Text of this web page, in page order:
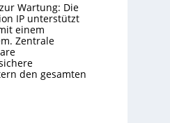
Wartung: Die
IP unterstützt
einem
Zentrale
den gesamten